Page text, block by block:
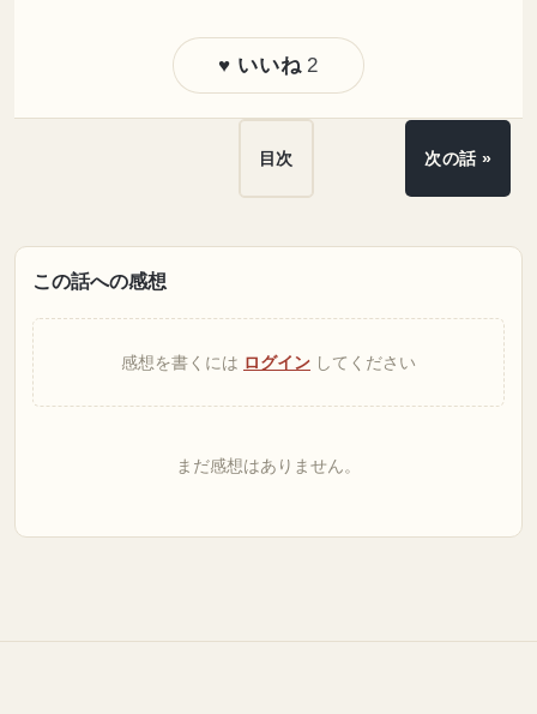
♥ いいね 2
目次 次の話 »
この話への感想
感想を書くには ログイン してください
まだ感想はありません。